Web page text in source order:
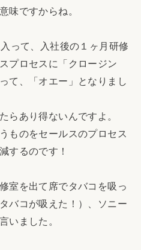
味ですからね。
って、入社後の１ヶ月研修
プロセスに「クロージン
て、「オエー」となりまし
らあり得ないんですよ。
ものをセールスのプロセス
するのです！
室を出て席でタバコを吸っ
バコが吸えた！）、ソニー
いました。